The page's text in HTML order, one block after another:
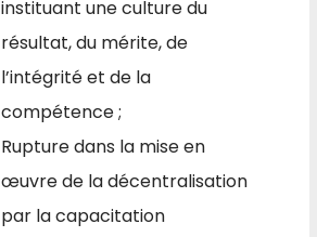
instituant une culture du
résultat, du mérite, de
l’intégrité et de la
compétence ;
Rupture dans la mise en
œuvre de la décentralisation
par la capacitation